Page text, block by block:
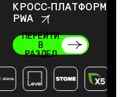
PWA
ПЕРЕЙТИ
В
РАЗДЕЛ